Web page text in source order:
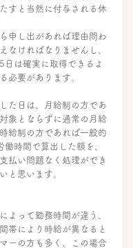
すと当然に付与される休
申し出があれば理由問わ
なければなりませんし、
日は確実に取得できるよ
必要があります。
た日は、月給制の方であ
象とならずに通常の月給
給制の方であれば一般的
働時間で算出した額を、
払い問題なく処理ができ
と思います。
よって勤務時間が違う、
帯により時給が異なると
ーの方も多く、この場合